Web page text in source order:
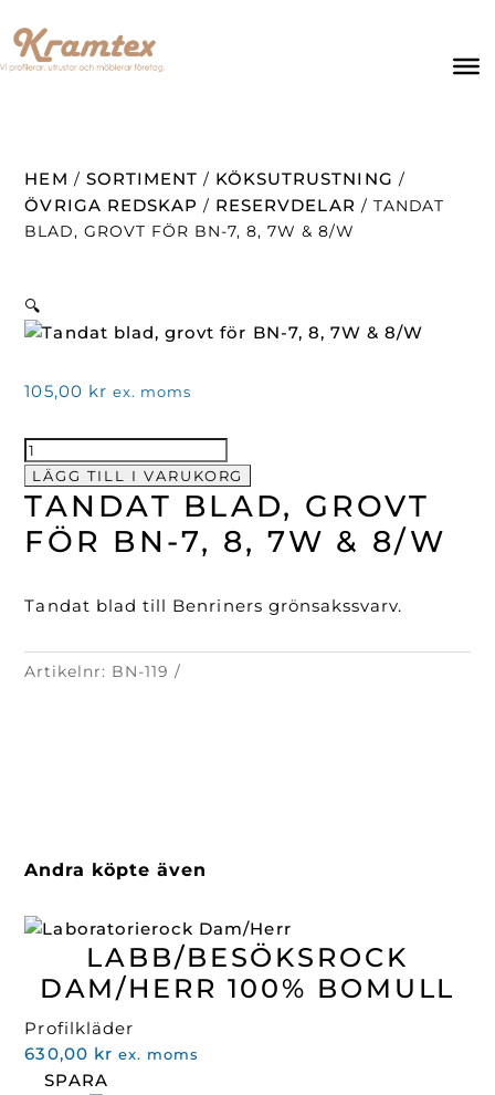
HEM / SORTIMENT / KÖKSUTRUSTNING /
ÖVRIGA REDSKAP / RESERVDELAR / TANDAT
BLAD, GROVT FÖR BN-7, 8, 7W & 8/W
🔍
TANDAT BLAD, GROVT
FÖR BN-7, 8, 7W & 8/W
Tandat blad till Benriners grönsakssvarv.
Artikelnr: BN-119
105,00 kr ex. moms
Tandat
blad,
grovt
BN-
8,
&
8/W
LÄGG TILL I VARUKORG
Andra köpte även
LABB/BESÖKSROCK
DAM/HERR 100% BOMULL
Profilkläder
630,00 kr ex. moms
SPARA